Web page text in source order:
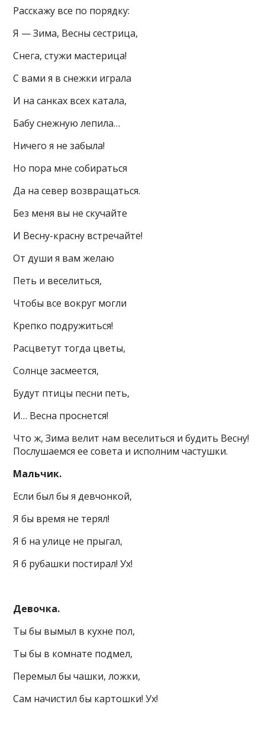
Расскажу все по порядку:
Я — Зима, Весны сестрица,
Снега, стужи мастерица!
С вами я в снежки играла
И на санках всех катала,
Бабу снежную лепила…
Ничего я не забыла!
Но пора мне собираться
Да на север возвращаться.
Без меня вы не скучайте
И Весну-красну встречайте!
От души я вам желаю
Петь и веселиться,
Чтобы все вокруг могли
Крепко подружиться!
Расцветут тогда цветы,
Солнце засмеется,
Будут птицы песни петь,
И… Весна проснется!
Что ж, Зима велит нам веселиться и будить Весну!
Послушаемся ее совета и исполним частушки.
Мальчик.
Если был бы я девчонкой,
Я бы время не терял!
Я б на улице не прыгал,
Я б рубашки постирал! Ух!
Девочка.
Ты бы вымыл в кухне пол,
Ты бы в комнате подмел,
Перемыл бы чашки, ложки,
Сам начистил бы картошки! Ух!